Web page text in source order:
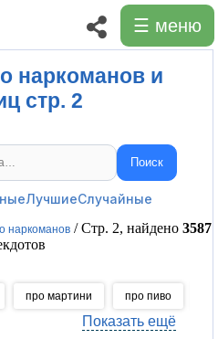
☰ меню
наркоманов и
стр. 2
Поиск анекдотов Поиск
ЛучшиеСлучайные
наркоманов/ Стр. 2, найдено 3587
про мартини про пиво
Показать ещё